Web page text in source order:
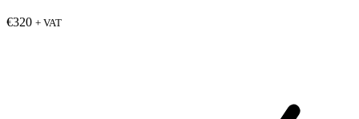
€320 + VAT